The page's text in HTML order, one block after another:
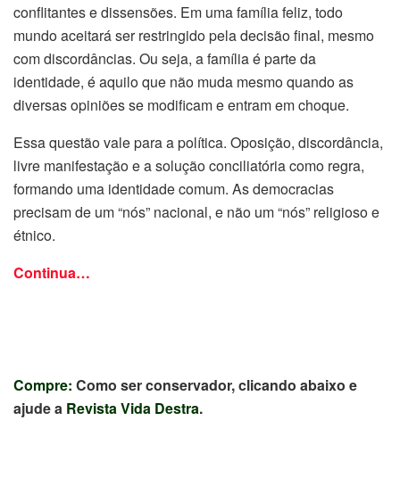
conflitantes e dissensões. Em uma família feliz, todo
mundo aceitará ser restringido pela decisão final, mesmo
com discordâncias. Ou seja, a família é parte da
identidade, é aquilo que não muda mesmo quando as
diversas opiniões se modificam e entram em choque.
Essa questão vale para a política. Oposição, discordância,
livre manifestação e a solução conciliatória como regra,
formando uma identidade comum. As democracias
precisam de um “nós” nacional, e não um “nós” religioso e
étnico.
Continua…
Compre: Como ser conservador, clicando abaixo e
ajude a Revista Vida Destra.